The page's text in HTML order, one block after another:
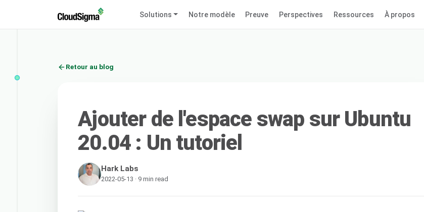
Solutions Notre modèle Preuve Perspectives Ressources À propos
Retour au blog
Ajouter de l'espace swap sur Ubuntu
20.04 : Un tutoriel
Hark Labs
2022-05-13 · 9 min read